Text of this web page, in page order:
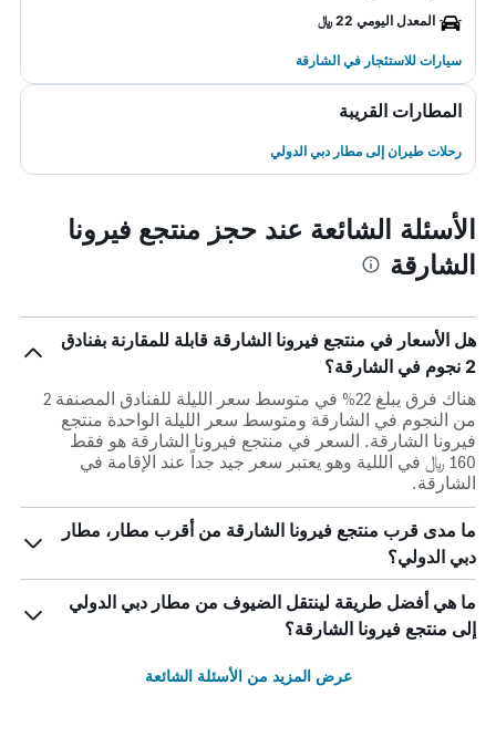
المعدل اليومي 22 ﷼
سيارات للاستئجار في الشارقة
المطارات القريبة
رحلات طيران إلى مطار دبي الدولي
الأسئلة الشائعة عند حجز منتجع فيرونا
الشارقة
هل الأسعار في منتجع فيرونا الشارقة قابلة للمقارنة بفنادق
2 نجوم في الشارقة؟
هناك فرق يبلغ 22% في متوسط ​​سعر الليلة للفنادق المصنفة 2
من النجوم في الشارقة ومتوسط ​​سعر الليلة الواحدة منتجع
فيرونا الشارقة. السعر في منتجع فيرونا الشارقة هو فقط
160 ﷼ في الللية وهو يعتبر سعر جيد جداً عند الإقامة في
الشارقة.
ما مدى قرب منتجع فيرونا الشارقة من أقرب مطار، مطار
دبي الدولي؟
ما هي أفضل طريقة لينتقل الضيوف من مطار دبي الدولي
إلى منتجع فيرونا الشارقة؟
عرض المزيد من الأسئلة الشائعة